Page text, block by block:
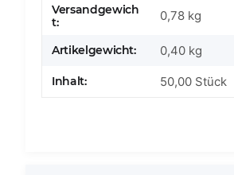
Produkteigenschaft
Wert
Versandgewich
t:
0,78 kg
Artikelgewicht: 0,40 kg
Inhalt: 50,00 Stück